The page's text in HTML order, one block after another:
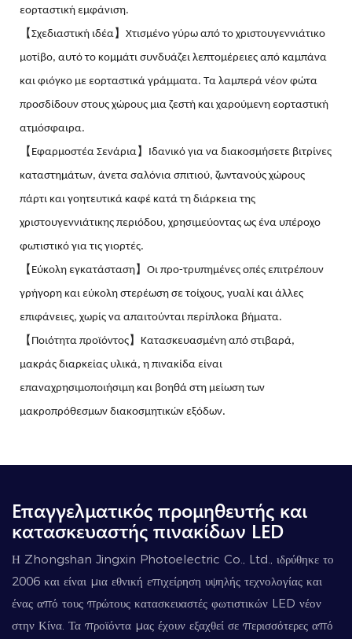
εορταστική εμφάνιση.
【Σχεδιαστική ιδέα】Χτισμένο γύρω από το χριστουγεννιάτικο
μοτίβο, αυτό το κομμάτι συνδυάζει λεπτομέρειες από καμπάνα
και φιόγκο με εορταστικά γράμματα. Τα λαμπερά νέον φώτα
προσδίδουν στους χώρους μια ζεστή και χαρούμενη εορταστική
ατμόσφαιρα.
【Εφαρμοστέα Σενάρια】Ιδανικό για να διακοσμήσετε βιτρίνες
καταστημάτων, άνετα σαλόνια σπιτιού, ζωντανούς χώρους
πάρτι και γοητευτικά καφέ κατά τη διάρκεια της
χριστουγεννιάτικης περιόδου, χρησιμεύοντας ως ένα υπέροχο
φωτιστικό για τις γιορτές.
【Εύκολη εγκατάσταση】Οι προ-τρυπημένες οπές επιτρέπουν
γρήγορη και εύκολη στερέωση σε τοίχους, γυαλί και άλλες
επιφάνειες, χωρίς να απαιτούνται περίπλοκα βήματα.
【Ποιότητα προϊόντος】Κατασκευασμένη από στιβαρά,
μακράς διαρκείας υλικά, η πινακίδα είναι
επαναχρησιμοποιήσιμη και βοηθά στη μείωση των
μακροπρόθεσμων διακοσμητικών εξόδων.
Επαγγελματικός προμηθευτής και
κατασκευαστής πινακίδων LED
Η Zhongshan Jingxin Photoelectric Co., Ltd., ιδρύθηκε το
2006 και είναι μια εθνική επιχείρηση υψηλής τεχνολογίας και
ένας από τους πρώτους κατασκευαστές φωτιστικών LED νέον
στην Κίνα. Τα προϊόντα μας έχουν εξαχθεί σε περισσότερες από